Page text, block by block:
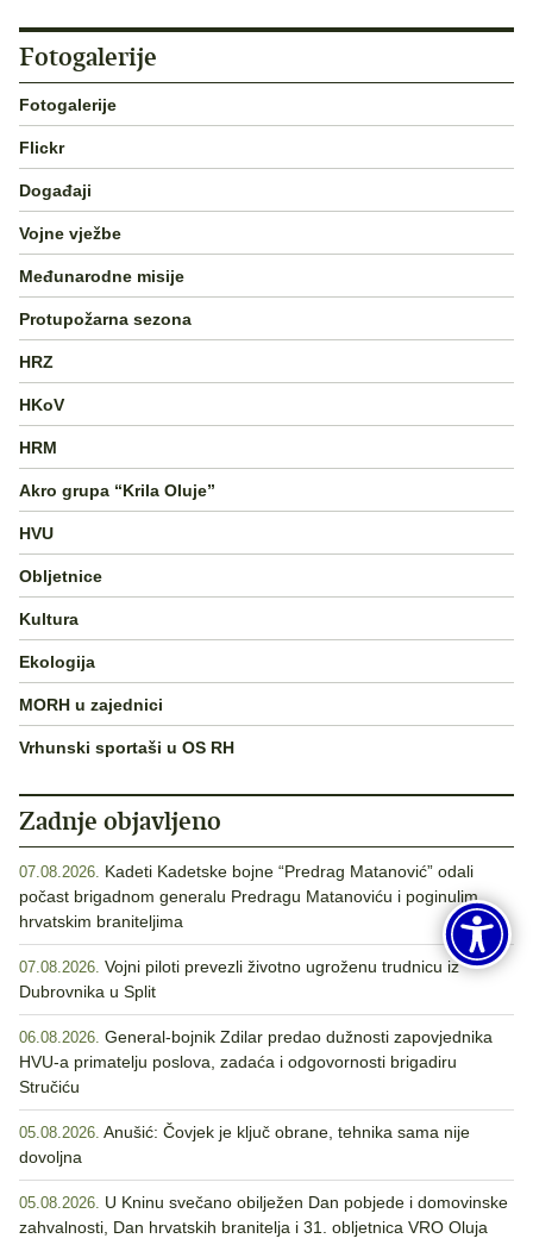
Fotogalerije
Fotogalerije
Flickr
Događaji
Vojne vježbe
Međunarodne misije
Protupožarna sezona
HRZ
HKoV
HRM
Akro grupa “Krila Oluje”
HVU
Obljetnice
Kultura
Ekologija
MORH u zajednici
Vrhunski sportaši u OS RH
Zadnje objavljeno
07.08.2026. Kadeti Kadetske bojne “Predrag Matanović” odali
počast brigadnom generalu Predragu Matanoviću i poginulim
hrvatskim braniteljima
07.08.2026. Vojni piloti prevezli životno ugroženu trudnicu iz
Dubrovnika u Split
06.08.2026. General-bojnik Zdilar predao dužnosti zapovjednika
HVU-a primatelju poslova, zadaća i odgovornosti brigadiru
Stručiću
05.08.2026. Anušić: Čovjek je ključ obrane, tehnika sama nije
dovoljna
05.08.2026. U Kninu svečano obilježen Dan pobjede i domovinske
zahvalnosti, Dan hrvatskih branitelja i 31. obljetnica VRO Oluja